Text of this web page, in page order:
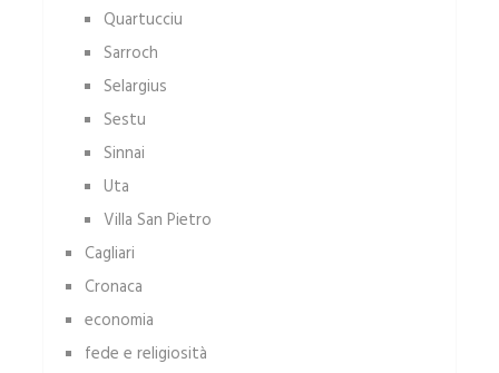
Quartucciu
Sarroch
Selargius
Sestu
Sinnai
Uta
Villa San Pietro
Cagliari
Cronaca
economia
fede e religiosità